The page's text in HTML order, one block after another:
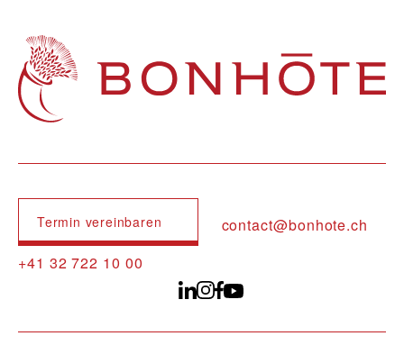
Navigation principale
Termin vereinbaren
contact@bonhote.ch
+41 32 722 10 00